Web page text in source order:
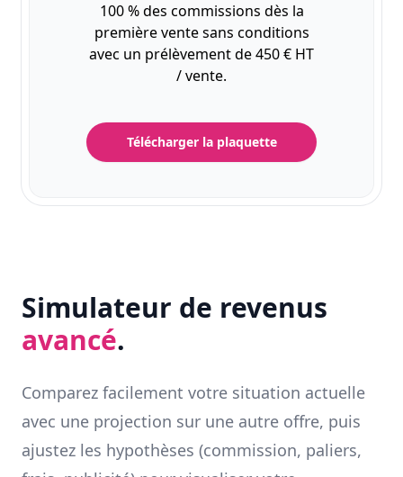
100 % des commissions dès la
première vente sans conditions
avec un prélèvement de 450 € HT
/ vente.
Télécharger la plaquette
Simulateur de revenus
avancé.
Comparez facilement votre situation actuelle
avec une projection sur une autre offre, puis
ajustez les hypothèses (commission, paliers,